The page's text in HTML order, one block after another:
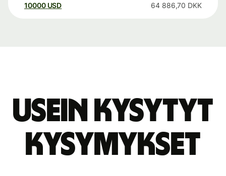
10000 USD 64 886,70 DKK
Usein kysytyt
kysymykset